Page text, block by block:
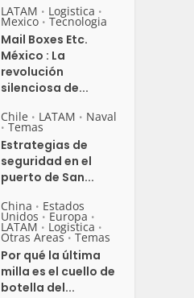
LATAM • Logistica •
Mexico • Tecnologia
Mail Boxes Etc.
México : La
revolución
silenciosa de...
Chile • LATAM • Naval
• Temas
Estrategias de
seguridad en el
puerto de San...
China • Estados
Unidos • Europa •
LATAM • Logistica •
Otras Areas • Temas
Por qué la última
milla es el cuello de
botella del...